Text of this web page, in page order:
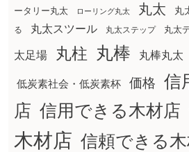
ータリー丸太
ローリング丸太 丸太 丸
る
丸太スツール 丸太ステップ 丸太
太足場 丸柱 丸棒 丸棒丸太
低炭素社会・低炭素杯 価格
信
店 信用できる木材店
木材店 信頼できる